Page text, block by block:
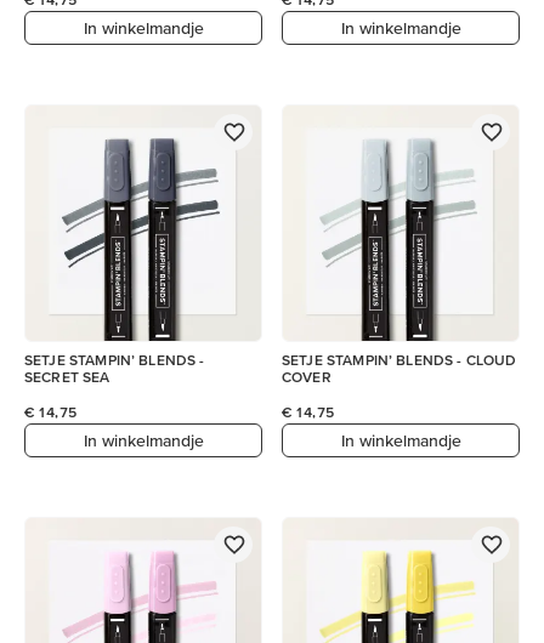
In winkelmandje In winkelmandje
SETJE STAMPIN’ BLENDS -
SECRET SEA
€ 14,75
In winkelmandje
SETJE STAMPIN’ BLENDS - CLOUD
COVER
€ 14,75
In winkelmandje